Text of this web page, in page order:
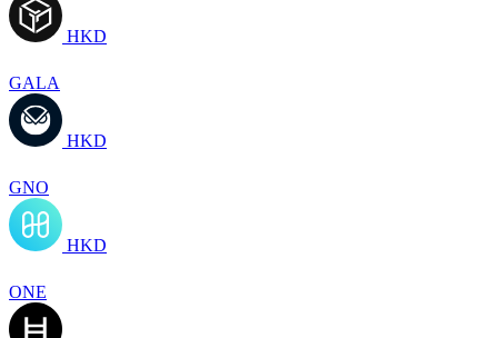
HKD
GALA
HKD
GNO
HKD
ONE